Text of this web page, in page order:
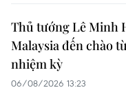
Thủ tướng Lê Minh
Malaysia đến chào
nhiệm kỳ
06/08/2026 13:23